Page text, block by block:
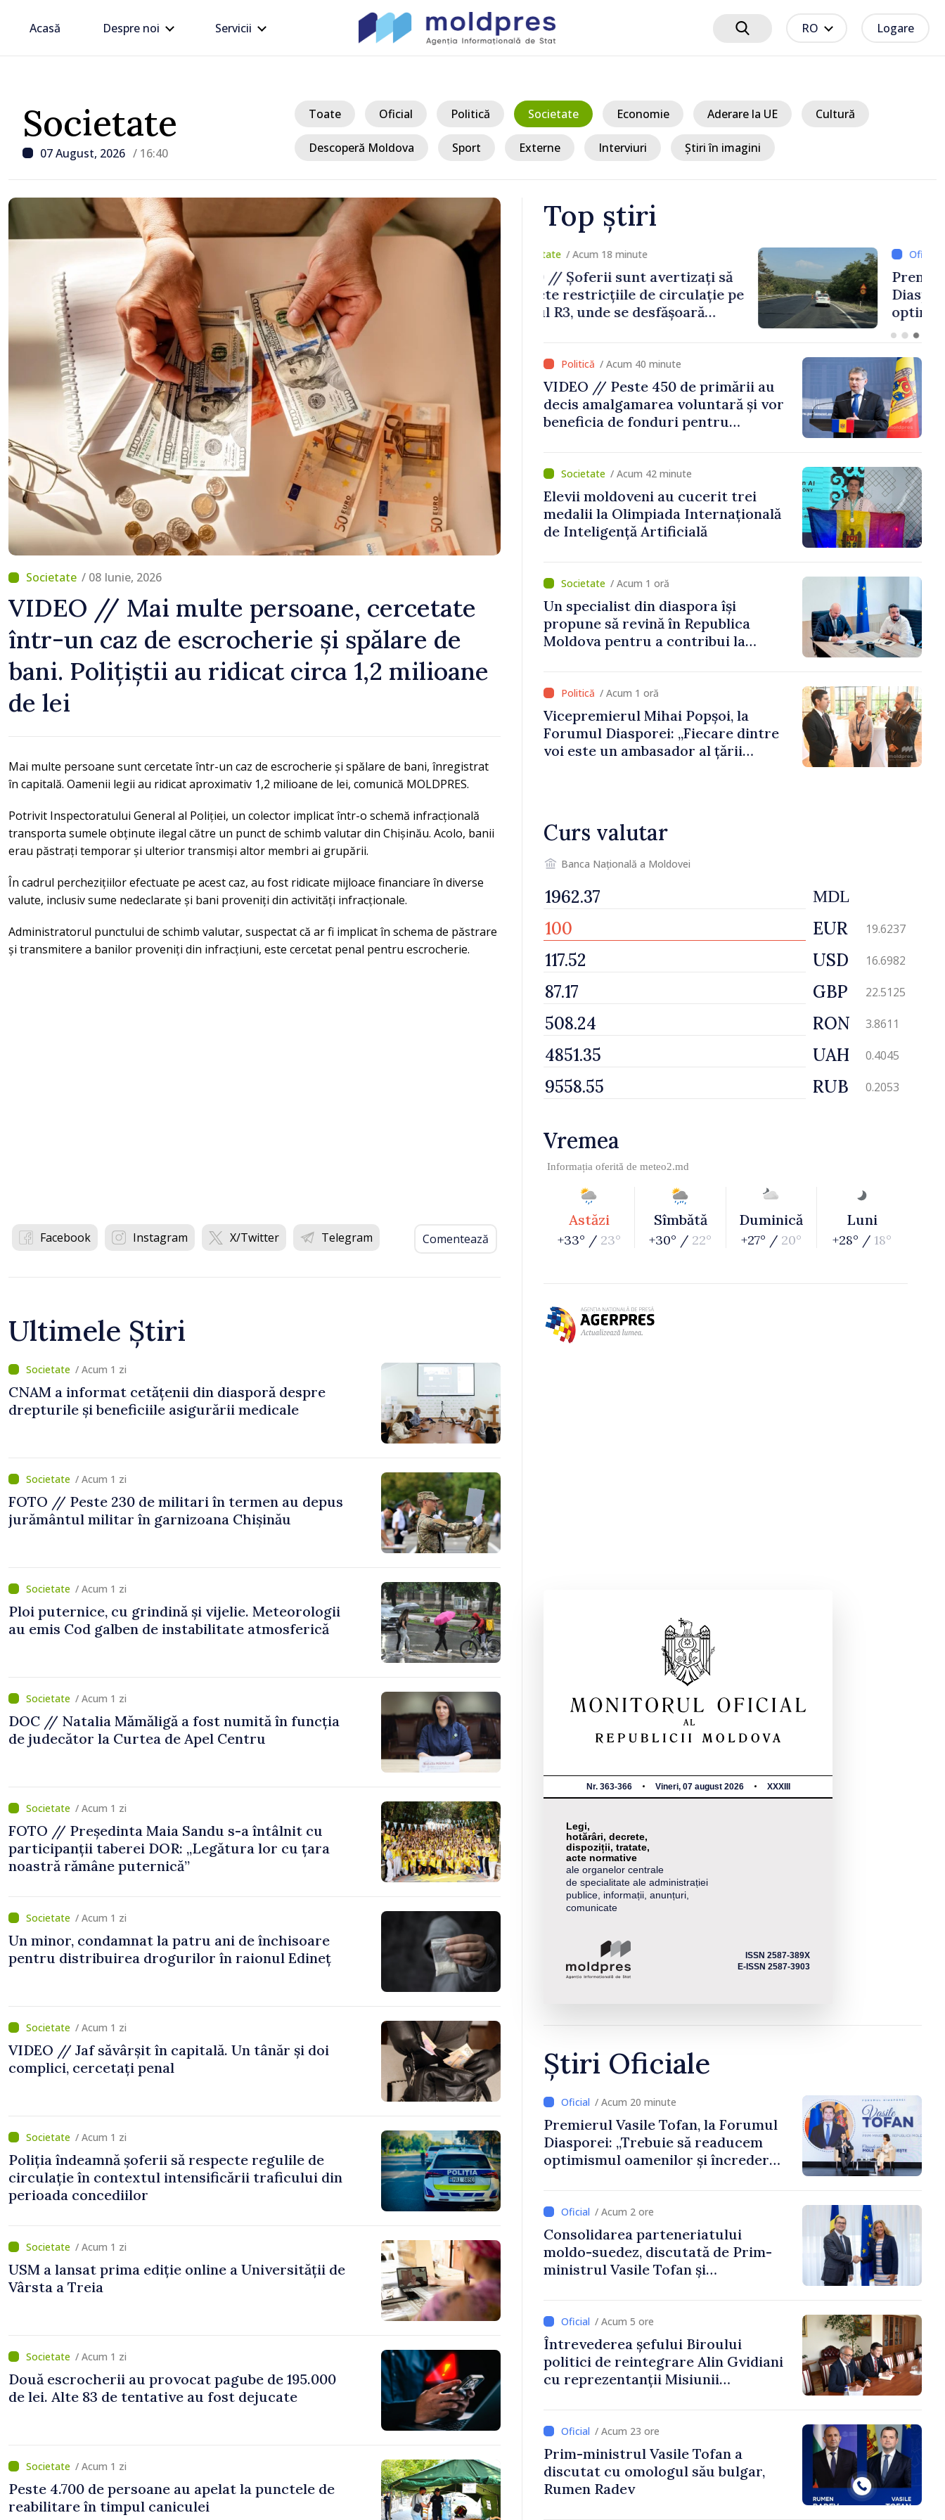
Acasă Despre noi Servicii RO Logare
Societate
07 August, 2026 / 16:40
Toate Oficial Politică Societate Economie Aderare la UE Cultură
Descoperă Moldova Sport Externe Interviuri Știri în imagini
/ 08 Iunie, 2026
VIDEO // Mai multe persoane, cercetate
într-un caz de escrocherie și spălare de
bani. Polițiștii au ridicat circa 1,2 milioane
de lei
Mai multe persoane sunt cercetate într-un caz de escrocherie și spălare de bani, înregistrat
în capitală. Oamenii legii au ridicat aproximativ 1,2 milioane de lei, comunică MOLDPRES.
Potrivit Inspectoratului General al Poliției, un colector implicat într-o schemă infracțională
transporta sumele obținute ilegal către un punct de schimb valutar din Chișinău. Acolo, banii
erau păstrați temporar și ulterior transmiși altor membri ai grupării.
În cadrul perchezițiilor efectuate pe acest caz, au fost ridicate mijloace financiare în diverse
valute, inclusiv sume nedeclarate și bani proveniți din activități infracționale.
Administratorul punctului de schimb valutar, suspectat că ar fi implicat în schema de păstrare
și transmitere a banilor proveniți din infracțiuni, este cercetat penal pentru escrocherie.
Facebook Instagram X/Twitter Telegram Comentează
Ultimele Știri
/ Acum 1 zi
CNAM a informat cetățenii din diasporă despre
drepturile și beneficiile asigurării medicale
/ Acum 1 zi
FOTO // Peste 230 de militari în termen au depus
jurământul militar în garnizoana Chișinău
/ Acum 1 zi
Ploi puternice, cu grindină și vijelie. Meteorologii
au emis Cod galben de instabilitate atmosferică
/ Acum 1 zi
DOC // Natalia Mămăligă a fost numită în funcția
de judecător la Curtea de Apel Centru
/ Acum 1 zi
FOTO // Președinta Maia Sandu s-a întâlnit cu
participanții taberei DOR: „Legătura lor cu țara
noastră rămâne puternică”
/ Acum 1 zi
Un minor, condamnat la patru ani de închisoare
pentru distribuirea drogurilor în raionul Edineț
/ Acum 1 zi
VIDEO // Jaf săvârșit în capitală. Un tânăr și doi
complici, cercetați penal
/ Acum 1 zi
Poliția îndeamnă șoferii să respecte regulile de
circulație în contextul intensificării traficului din
perioada concediilor
/ Acum 1 zi
USM a lansat prima ediție online a Universității de
Vârsta a Treia
/ Acum 1 zi
Două escrocherii au provocat pagube de 195.000
de lei. Alte 83 de tentative au fost dejucate
/ Acum 1 zi
Peste 4.700 de persoane au apelat la punctele de
reabilitare în timpul caniculei
Top știri
VIDEO // Șoferii sunt avertizați să
respecte restricțiile de circulație pe
drumul R3, unde se desfășoară
lucrări de reparație
/ Acum 20 minute
Premierul Vasile Tofan, la Forumul
Diasporei: „Trebuie să readucem
optimismul oamenilor și încrederea
/ Acum 40 minute
VIDEO // Peste 450 de primării au
decis amalgamarea voluntară și vor
beneficia de fonduri pentru
dăm o șansă localităților să se
dezvolte”
/ Acum 42 minute
Elevii moldoveni au cucerit trei
medalii la Olimpiada Internațională
de Inteligență Artificială
/ Acum 1 oră
Un specialist din diaspora își
propune să revină în Republica
Moldova pentru a contribui la
/ Acum 1 oră
Vicepremierul Mihai Popșoi, la
Forumul Diasporei: „Fiecare dintre
voi este un ambasador al țării
Curs valutar
Banca Națională a Moldovei
MDL
EUR 19.6237
USD 16.6982
GBP 22.5125
RON 3.8611
UAH 0.4045
RUB 0.2053
Vremea
Informația oferită de meteo2.md
Astăzi
+33° / 23°
Sîmbătă
+30° / 22°
Duminică
+27° / 20°
Luni
+28° / 18°
Nr. 363-366 Vineri, 07 august 2026 XXXIII
Legi,
hotărâri, decrete,
dispoziții, tratate,
acte normative
ale organelor centrale
de specialitate ale administrației
publice, informații, anunțuri,
comunicate
ISSN 2587-389X
E-ISSN 2587-3903
Știri Oficiale
/ Acum 20 minute
Premierul Vasile Tofan, la Forumul
Diasporei: „Trebuie să readucem
optimismul oamenilor și încrederea
/ Acum 2 ore
Consolidarea parteneriatului
moldo-suedez, discutată de Prim-
ministrul Vasile Tofan și
/ Acum 5 ore
Întrevederea șefului Biroului
politici de reintegrare Alin Gvidiani
cu reprezentanții Misiunii
/ Acum 23 ore
Prim-ministrul Vasile Tofan a
discutat cu omologul său bulgar,
Rumen Radev